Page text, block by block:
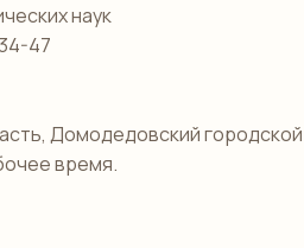
наук
47
Домодедовский
время.